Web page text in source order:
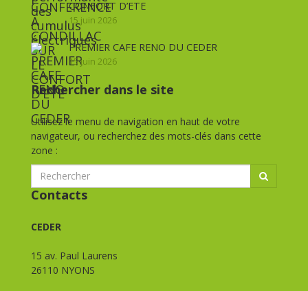
CONFORT D’ETE
15 juin 2026
PREMIER CAFE RENO DU CEDER
15 juin 2026
Rechercher dans le site
Utilisez le menu de navigation en haut de votre
navigateur, ou recherchez des mots-clés dans cette
zone :
Contacts
CEDER
15 av. Paul Laurens
26110 NYONS